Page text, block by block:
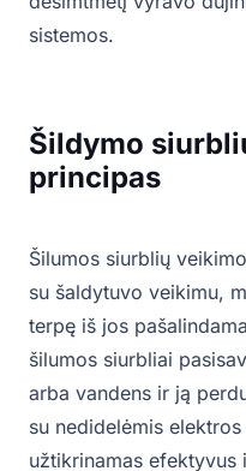
sistemos.
Šildymo
principas
Šilumos siurblių
su šaldytuvo veikimu,
terpę iš jos
šilumos siurbliai
arba vandens ir ją
su nedidelėmis
užtikrinamas efektyvus